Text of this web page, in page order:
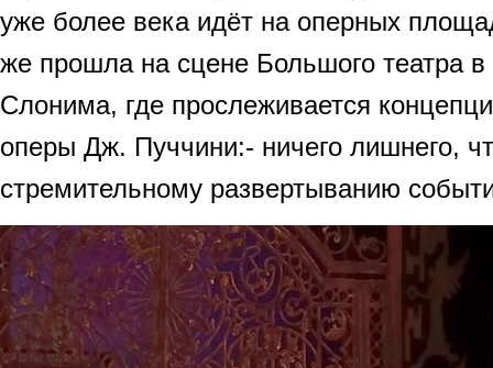
уже более века идёт на оперных
же прошла на сцене Большого театра
Слонима, где прослеживается
оперы Дж. Пуччини:- ничего лишнего,
стремительному развертыванию